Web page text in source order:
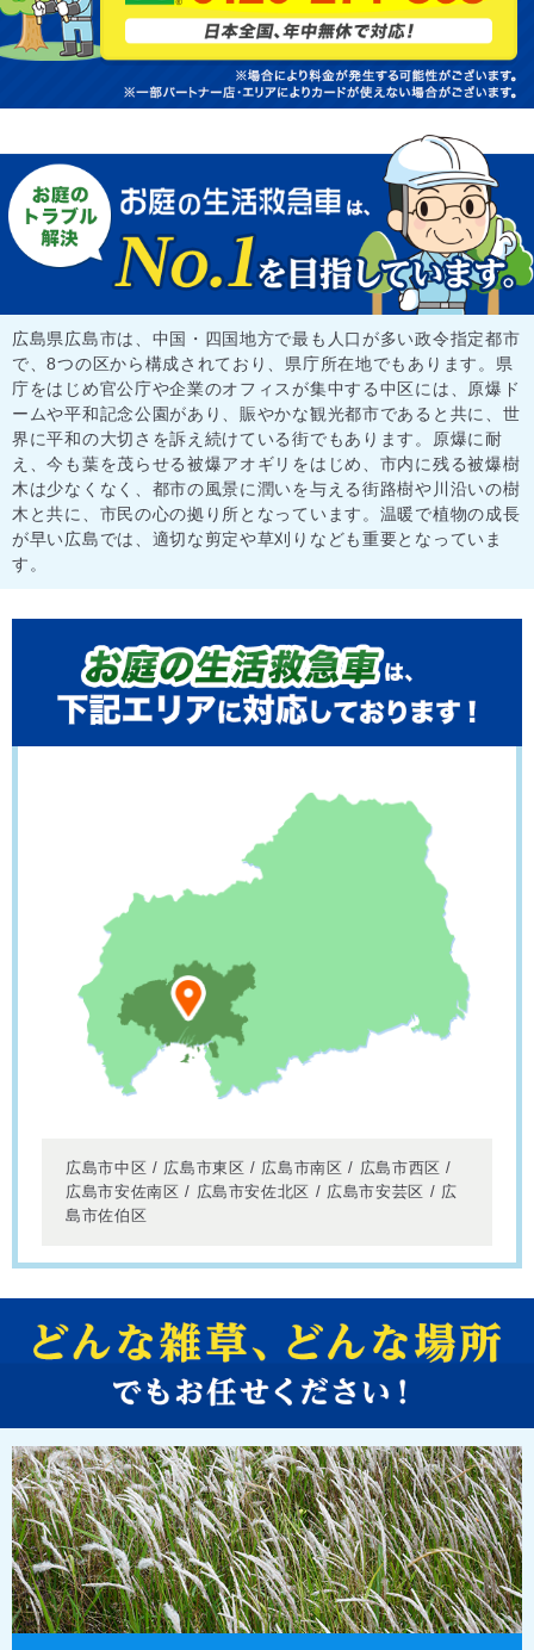
広島県広島市は、中国・四国地方で最も人口が多い政令指定都市
で、8つの区から構成されており、県庁所在地でもあります。県
庁をはじめ官公庁や企業のオフィスが集中する中区には、原爆ド
ームや平和記念公園があり、賑やかな観光都市であると共に、世
界に平和の大切さを訴え続けている街でもあります。原爆に耐
え、今も葉を茂らせる被爆アオギリをはじめ、市内に残る被爆樹
木は少なくなく、都市の風景に潤いを与える街路樹や川沿いの樹
木と共に、市民の心の拠り所となっています。温暖で植物の成長
が早い広島では、適切な剪定や草刈りなども重要となっていま
す。
広島市中区 / 広島市東区 / 広島市南区 / 広島市西区 /
広島市安佐南区 / 広島市安佐北区 / 広島市安芸区 / 広
島市佐伯区